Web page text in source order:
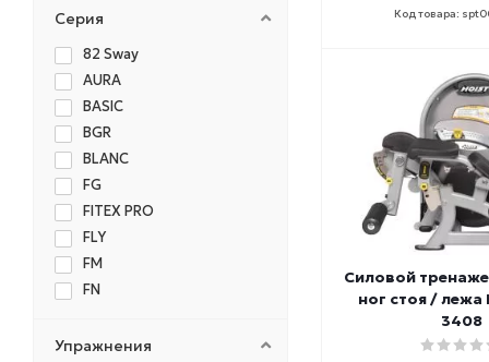
Код товара:
Силовой
ног стоя / лежа
3408
приседы, жим штанги
узким хватом, тяга к
штанги в наклоне, жим
сидя, подъем на
бицепс, шраги со
штангой за спиной, тяга
Серия
82 Sway
AURA
BASIC
BGR
BLANC
FG
FITEX PRO
FLY
FM
FN
FS
Упражнения